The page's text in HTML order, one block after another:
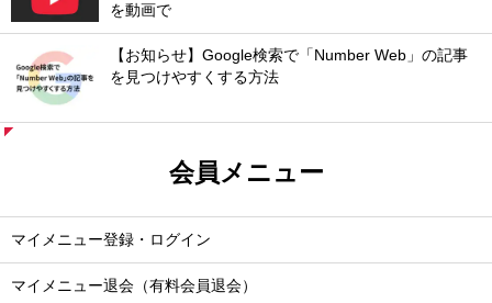
を動画で
【お知らせ】Google検索で「Number Web」の記事
を見つけやすくする方法
会員メニュー
マイメニュー登録・ログイン
マイメニュー退会（有料会員退会）